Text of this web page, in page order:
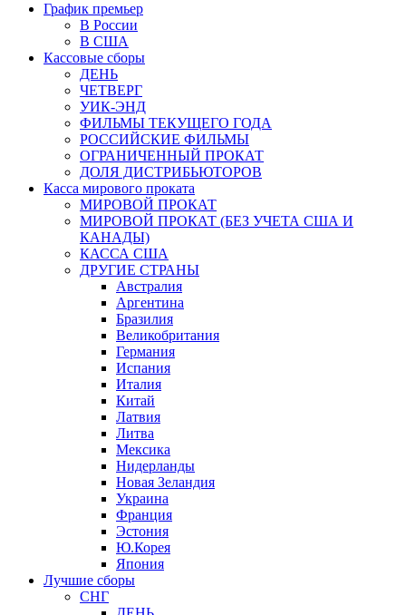
График премьер
В России
В США
Кассовые сборы
ДЕНЬ
ЧЕТВЕРГ
УИК-ЭНД
ФИЛЬМЫ ТЕКУЩЕГО ГОДА
РОССИЙСКИЕ ФИЛЬМЫ
ОГРАНИЧЕННЫЙ ПРОКАТ
ДОЛЯ ДИСТРИБЬЮТОРОВ
Касса мирового проката
МИРОВОЙ ПРОКАТ
МИРОВОЙ ПРОКАТ (БЕЗ УЧЕТА США И
КАНАДЫ)
КАССА США
ДРУГИЕ СТРАНЫ
Австралия
Аргентина
Бразилия
Великобритания
Германия
Испания
Италия
Китай
Латвия
Литва
Мексика
Нидерланды
Новая Зеландия
Украина
Франция
Эстония
Ю.Корея
Япония
Лучшие сборы
СНГ